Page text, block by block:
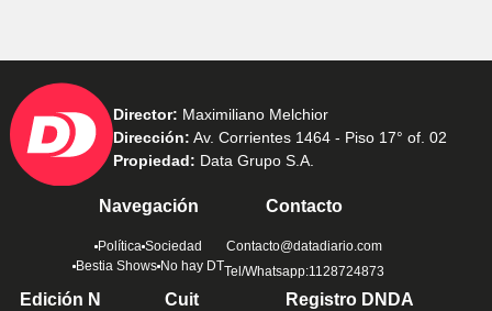
Director: Maximiliano Melchior
Dirección: Av. Corrientes 1464 - Piso 17° of. 02
Propiedad: Data Grupo S.A.
Navegación
Política Sociedad
Bestia Shows No hay DT
Contacto
Contacto@datadiario.com
Tel/Whatsapp:1128724873
Edición N Cuit Registro DNDA